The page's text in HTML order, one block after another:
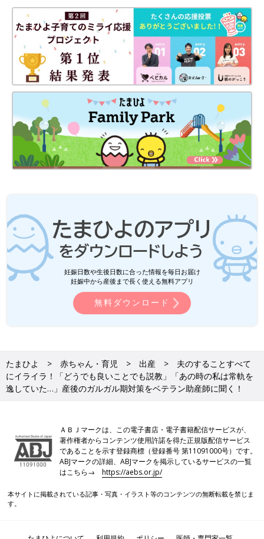
め、今はそういう時期なのだと自分を許してあげてほしいと思い
ます。
失言したり失礼な態度をとるまえに、対策を心がけましょう
①早い段階で相手や周囲に話しておく
自分の感情が不安定だな、コントロールが難しいかもと感じた
ら、それとなく話しておきましょう。自分の気持ちを素直に伝え
られるといいですね。相手が理解してくれず誤解が生まれそうな
場合は、ネットや書籍を見せるのも手段です。
②物理的に距離をとる
「失言してしまいそう」と、思ったら部屋を出て別室にこもる、
SNSなどでよくある、キラキラ育児に惑わされてはいけません
（笑）
大人の生活パターンに赤ちゃんの生活を組み入れられるのは、も
う少し先です。赤ちゃんをコントロールしようなんて、私でもで
きません。
赤ちゃん育児は長期戦です。ママの疲れが蓄積しないよう、夫や
家族の協力を仰ぎましょう。
これはガルガル期ではありません（笑）
人は簡単には変われません。相手を変えるより、自分の考え方や
コミュニケーションの取り方を変えてみるといいかもしれません
PROFILE）
助産師・保健師・看護師。大阪大学招聘准教授。星薬科大学非常
勤講師。総合病院・クリニック・助産院など様々な場所に勤務。
す。産前産後ケアセンターの立ち上げに参加したり、民間企業で
妊娠日数や生後日数に合った情報を毎日お届け
妊娠中から産後まで長く使える無料アプリ
無料ダウンロード
たまひよ 赤ちゃん・育児 出産
夫のすることすべて
にイライラ！「どうでも良いことでも説教」「あの時の私は常軌を
逸していた…」産後のガルガル期対策をベテラン助産師に聞く！
ＡＢＪマークは、この電子書店・電子書籍配信サービスが、
著作権者からコンテンツ使用許諾を得た正規版配信サービス
であることを示す登録商標（登録番号 第11091000号）です。
ABJマークの詳細、ABJマークを掲示しているサービスの一覧
はこちら→https://aebs.or.jp/
本サイトに掲載されている記事・写真・イラスト等のコンテンツの無断転載を禁じま
す。